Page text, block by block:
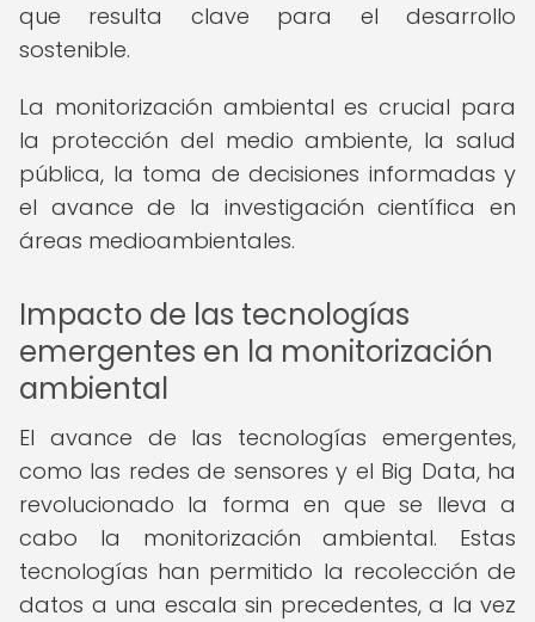
que resulta clave para el desarrollo
sostenible.
La monitorización ambiental es crucial para
la protección del medio ambiente, la salud
pública, la toma de decisiones informadas y
el avance de la investigación científica en
áreas medioambientales.
Impacto de las tecnologías
emergentes en la monitorización
ambiental
El avance de las tecnologías emergentes,
como las redes de sensores y el Big Data, ha
revolucionado la forma en que se lleva a
cabo la monitorización ambiental. Estas
tecnologías han permitido la recolección de
datos a una escala sin precedentes, a la vez